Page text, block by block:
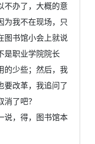
不办了，大概的意
为我不在现场，只
图书馆小会上就说
是职业学院院长
的少些；然后，我
要改革，我追问了
了吧？
说，得，图书馆本